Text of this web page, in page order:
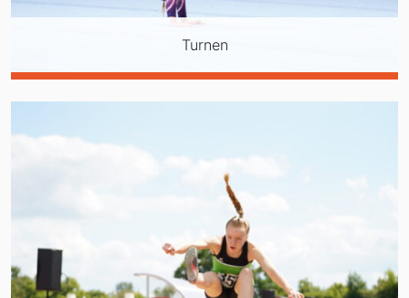
Turnen